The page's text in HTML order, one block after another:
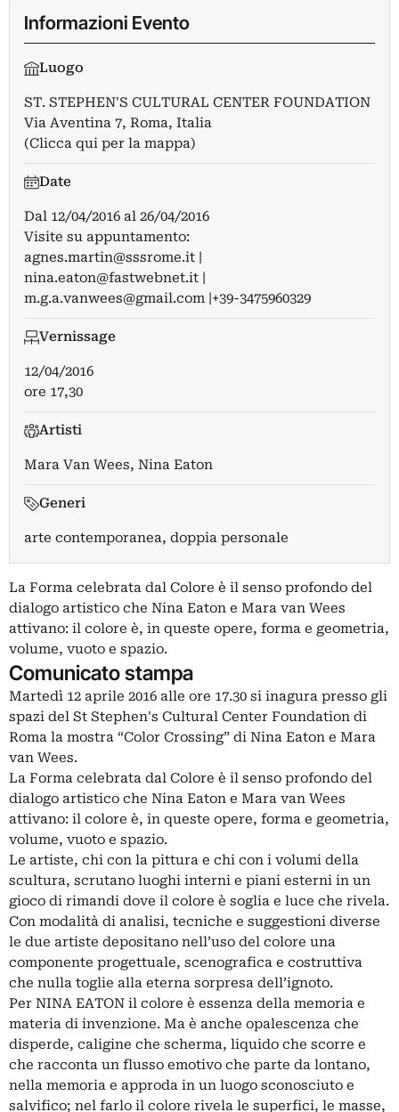
Informazioni Evento
Luogo
ST. STEPHEN'S CULTURAL CENTER FOUNDATION
Via Aventina 7, Roma, Italia
(Clicca qui per la mappa)
Date
Dal 12/04/2016 al 26/04/2016
Visite su appuntamento:
agnes.martin@sssrome.it
nina.eaton@fastwebnet.it
m.g.a.vanwees@gmail.com |+39-3475960329
Vernissage
12/04/2016
ore 17,30
Artisti
Mara Van Wees, Nina Eaton
Generi
arte contemporanea, doppia personale
La Forma celebrata dal Colore è il senso profondo del
dialogo artistico che Nina Eaton e Mara van Wees
attivano: il colore è, in queste opere, forma e geometria,
volume, vuoto e spazio.
Comunicato stampa
Martedì 12 aprile 2016 alle ore 17.30 si inagura presso gli
spazi del St Stephen's Cultural Center Foundation di
Roma la mostra “Color Crossing” di Nina Eaton e Mara
van Wees.
La Forma celebrata dal Colore è il senso profondo del
dialogo artistico che Nina Eaton e Mara van Wees
attivano: il colore è, in queste opere, forma e geometria,
volume, vuoto e spazio.
Le artiste, chi con la pittura e chi con i volumi della
scultura, scrutano luoghi interni e piani esterni in un
gioco di rimandi dove il colore è soglia e luce che rivela.
Con modalità di analisi, tecniche e suggestioni diverse
le due artiste depositano nell’uso del colore una
componente progettuale, scenografica e costruttiva
che nulla toglie alla eterna sorpresa dell’ignoto.
Per NINA EATON il colore è essenza della memoria e
materia di invenzione. Ma è anche opalescenza che
disperde, caligine che scherma, liquido che scorre e
che racconta un flusso emotivo che parte da lontano,
nella memoria e approda in un luogo sconosciuto e
salvifico; nel farlo il colore rivela le superfici, le masse,